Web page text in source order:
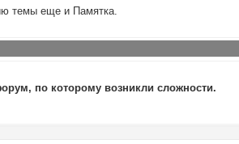
темы еще и Памятка.
по которому возникли сложности.